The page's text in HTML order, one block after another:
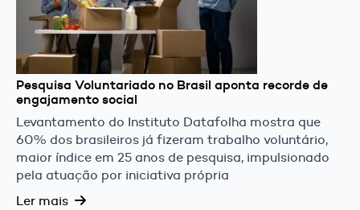
Pesquisa Voluntariado no Brasil aponta recorde de
engajamento social
Levantamento do Instituto Datafolha mostra que
60% dos brasileiros já fizeram trabalho voluntário,
maior índice em 25 anos de pesquisa, impulsionado
pela atuação por iniciativa própria
Ler mais